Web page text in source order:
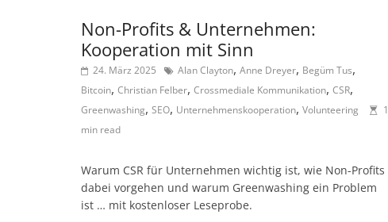
|
e
r
e
e
Non-Profits & Unternehmen:
Kooperation mit Sinn
24. März 2025 Alan Clayton, Anne Dreyer, Begüm Tus,
Bitcoin, Christian Felber, Crossmediale Kommunikation, CSR,
Greenwashing, SEO, Unternehmenskooperation, Volunteering
1
min read
Warum CSR für Unternehmen wichtig ist, wie Non-Profits
dabei vorgehen und warum Greenwashing ein Problem
ist … mit kostenloser Leseprobe.